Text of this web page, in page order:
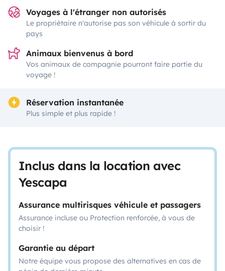
Voyages à l'étranger non autorisés
Le propriétaire n'autorise pas son véhicule à sortir du
pays
Animaux bienvenus à bord
Vos animaux de compagnie pourront faire partie du
voyage !
Réservation instantanée
Plus simple et plus rapide !
Inclus dans la location avec
Yescapa
Assurance multirisques véhicule et passagers
Assurance incluse ou Protection renforcée, à vous de
choisir !
Garantie au départ
Notre équipe vous propose des alternatives en cas de